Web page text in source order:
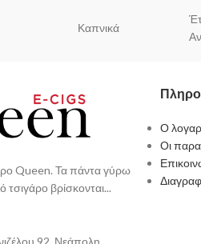
Καπνικά
Queen. Τα πάντα γύρω
τσιγάρο βρίσκονται...
92, Νεάπολη,
Ο
Οι